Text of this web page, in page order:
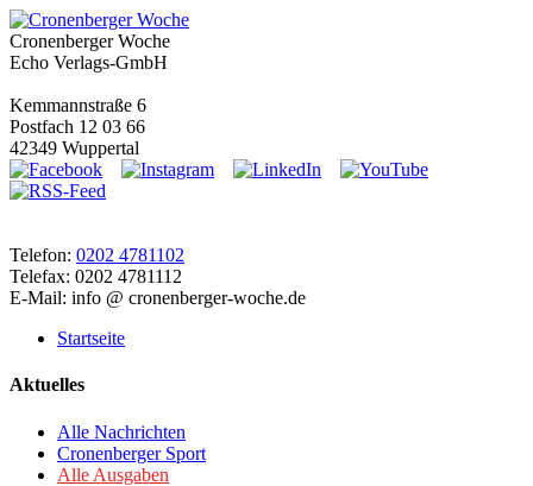
Cronenberger Woche
Echo Verlags-GmbH
Kemmannstraße 6
Postfach 12 03 66
42349 Wuppertal
Telefon: 0202 4781102
Telefax: 0202 4781112
E-Mail: info @ cronenberger-woche.de
Startseite
Aktuelles
Alle Nachrichten
Cronenberger Sport
Alle Ausgaben